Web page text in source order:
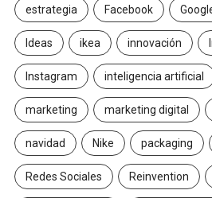
estrategia Facebook
Ideas ikea innovación
Instagram inteligencia artificial
marketing marketing digital
navidad Nike packaging
Redes Sociales Reinvention